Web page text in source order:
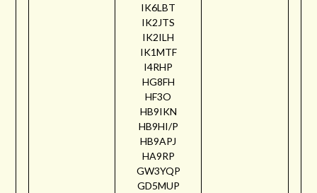
IK6LBT
IK2JTS
IK2ILH
IK1MTF
I4RHP
HG8FH
HF3O
HB9IKN
HB9HI/P
HB9APJ
HA9RP
GW3YQP
GD5MUP